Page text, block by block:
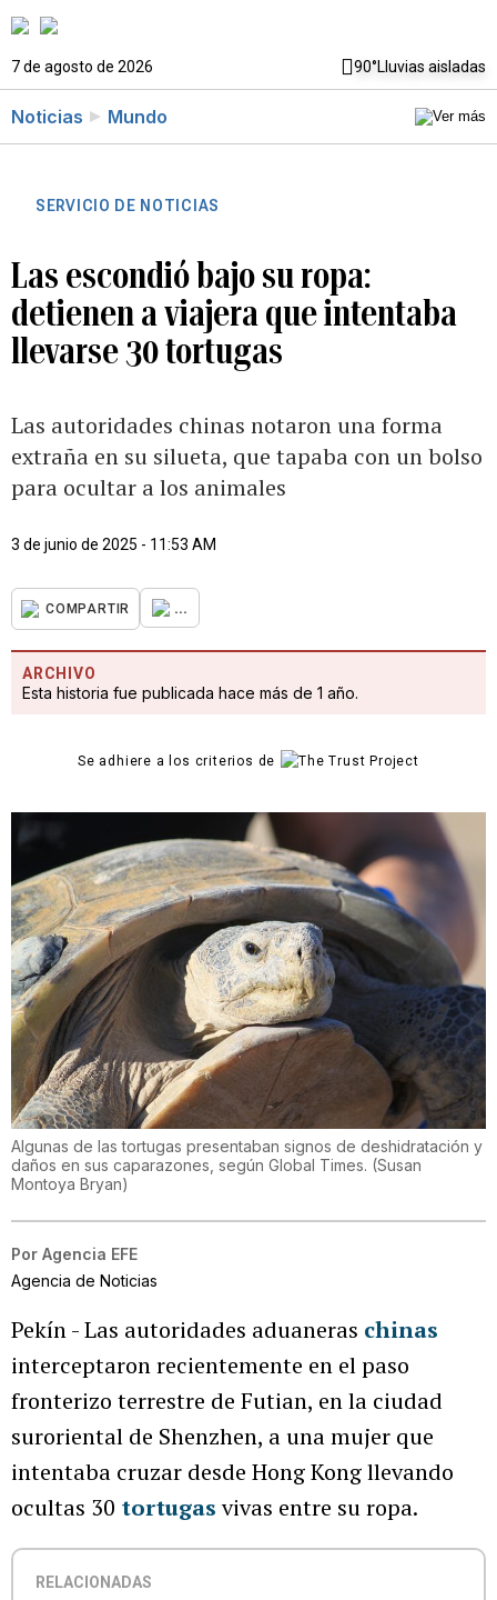
7 de agosto de 2026 90°Lluvias aisladas
Noticias Mundo
SERVICIO DE NOTICIAS
Las escondió bajo su ropa:
detienen a viajera que intentaba
llevarse 30 tortugas
Las autoridades chinas notaron una forma
extraña en su silueta, que tapaba con un bolso
para ocultar a los animales
3 de junio de 2025 - 11:53 AM
COMPARTIR ...
ARCHIVO
Esta historia fue publicada hace más de 1 año.
Se adhiere a los criterios de
Algunas de las tortugas presentaban signos de deshidratación y
daños en sus caparazones, según Global Times. (Susan
Montoya Bryan)
Por Agencia EFE
Agencia de Noticias
Pekín - Las autoridades aduaneras chinas
interceptaron recientemente en el paso
fronterizo terrestre de Futian, en la ciudad
suroriental de Shenzhen, a una mujer que
intentaba cruzar desde Hong Kong llevando
ocultas 30 tortugasvivas entre su ropa.
RELACIONADAS